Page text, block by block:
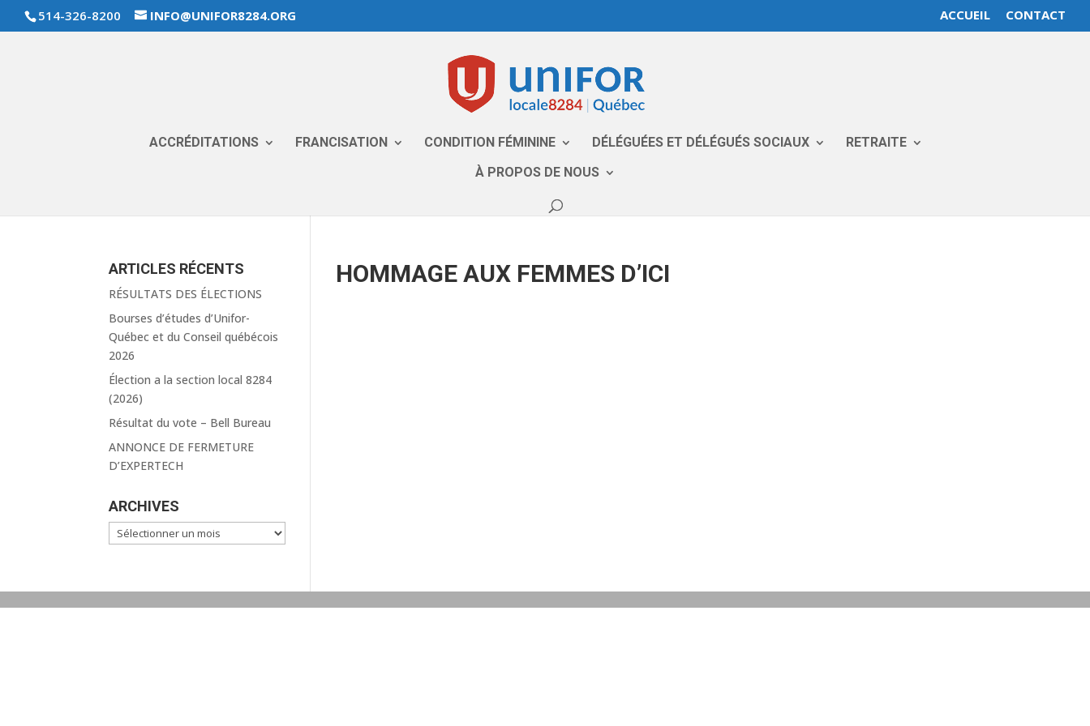
514-326-8200 INFO@UNIFOR8284.ORG ACCUEIL CONTACT
ACCRÉDITATIONS FRANCISATION CONDITION FÉMININE DÉLÉGUÉES ET DÉLÉGUÉS SOCIAUX
RETRAITE
À PROPOS DE NOUS
HOMMAGE AUX FEMMES D’ICI
ARTICLES RÉCENTS
RÉSULTATS DES ÉLECTIONS
Bourses d’études d’Unifor-
Québec et du Conseil québécois
2026
Élection a la section local 8284
(2026)
Résultat du vote – Bell Bureau
ANNONCE DE FERMETURE
D’EXPERTECH
ARCHIVES
Archives